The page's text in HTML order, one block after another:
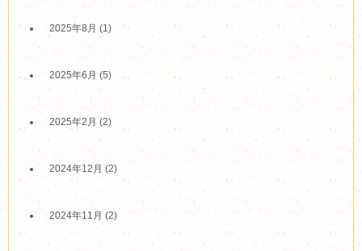
2025年8月 (1)
2025年6月 (5)
2025年2月 (2)
2024年12月 (2)
2024年11月 (2)